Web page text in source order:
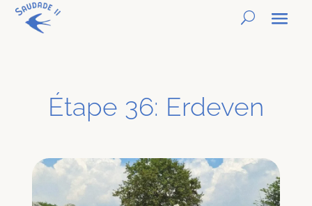
Étape 36: Erdeven